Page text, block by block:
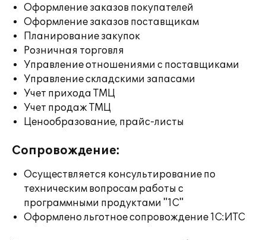
Оформление заказов покупателей
Оформление заказов поставщикам
Планирование закупок
Розничная торговля
Управление отношениями с поставщиками
Управление складскими запасами
Учет прихода ТМЦ
Учет продаж ТМЦ
Ценообразование, прайс-листы
Сопровождение:
Осуществляется консультирование по
техническим вопросам работы с
программными продуктами "1С"
Оформлено льготное сопровождение 1С:ИТС